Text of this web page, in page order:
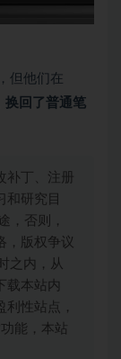
但他们在
换回了普通笔
丁、注册
和研究目
，否则，
，版权争议
之内，从
载本站内
性站点，
能，本站